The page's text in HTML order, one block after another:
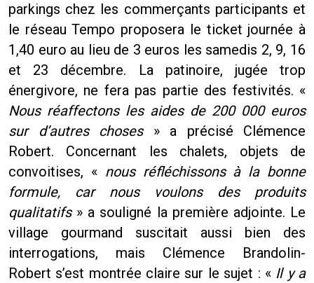
parkings chez les commerçants participants et
le réseau Tempo proposera le ticket journée à
1,40 euro au lieu de 3 euros les samedis 2, 9, 16
et 23 décembre. La patinoire, jugée trop
énergivore, ne fera pas partie des festivités. «
Nous réaffectons les aides de 200 000 euros
sur d’autres choses» a précisé Clémence
Robert. Concernant les chalets, objets de
convoitises, « nous réfléchissons à la bonne
formule, car nous voulons des produits
qualitatifs» a souligné la première adjointe. Le
village gourmand suscitait aussi bien des
interrogations, mais Clémence Brandolin-
Robert s’est montrée claire sur le sujet : « Il y a